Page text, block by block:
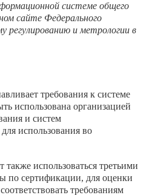
системе общего
сайте Федерального
регулированию и метрологии в
требования к системе
использована организацией
и систем
использования во
использоваться третьими
по сертификации, для оценки
требованиям